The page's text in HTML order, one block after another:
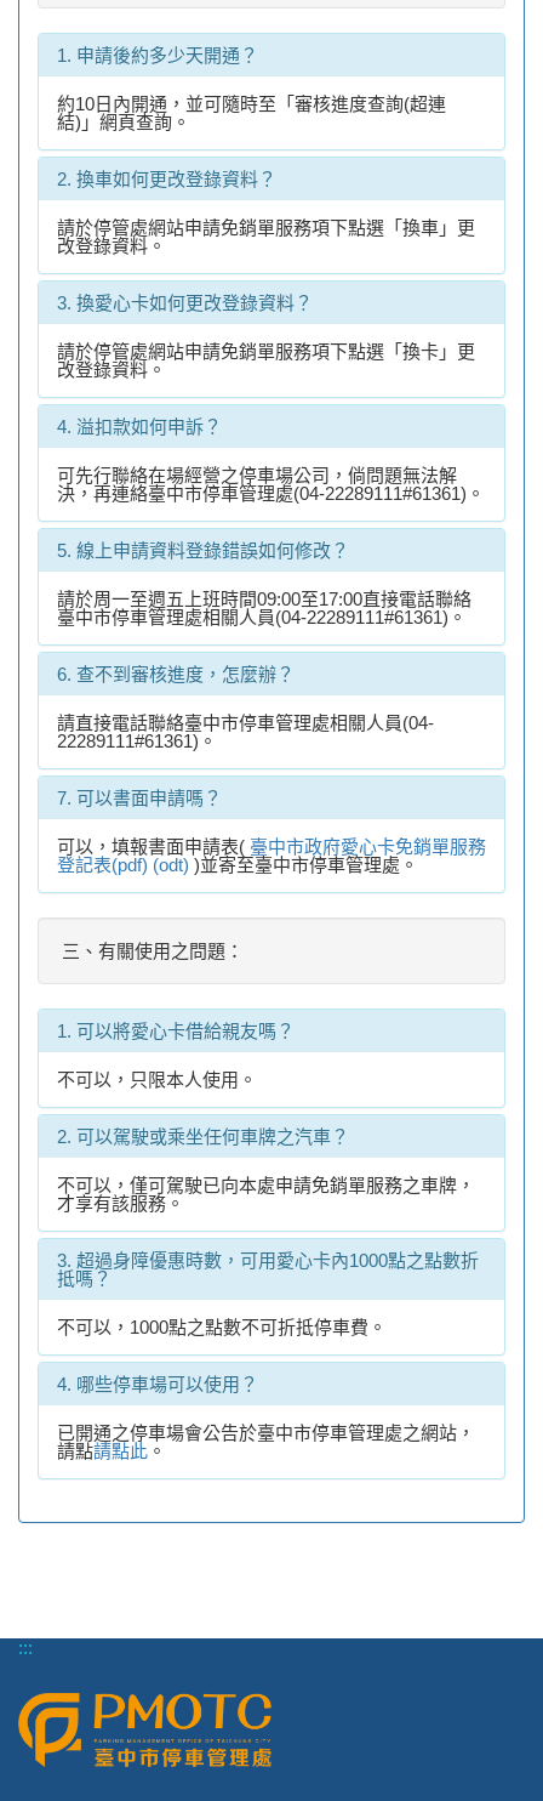
1. 申請後約多少天開通？
約10日內開通，並可隨時至「審核進度查詢(超連
結)」網頁查詢。
2. 換車如何更改登錄資料？
請於停管處網站申請免銷單服務項下點選「換車」更
改登錄資料。
3. 換愛心卡如何更改登錄資料？
請於停管處網站申請免銷單服務項下點選「換卡」更
改登錄資料。
4. 溢扣款如何申訴？
可先行聯絡在場經營之停車場公司，倘問題無法解
決，再連絡臺中市停車管理處(04-22289111#61361)。
5. 線上申請資料登錄錯誤如何修改？
請於周一至週五上班時間09:00至17:00直接電話聯絡
臺中市停車管理處相關人員(04-22289111#61361)。
6. 查不到審核進度，怎麼辦？
請直接電話聯絡臺中市停車管理處相關人員(04-
22289111#61361)。
7. 可以書面申請嗎？
可以，填報書面申請表( 臺中市政府愛心卡免銷單服務
登記表(pdf) (odt) )並寄至臺中市停車管理處。
三、有關使用之問題：
1. 可以將愛心卡借給親友嗎？
不可以，只限本人使用。
2. 可以駕駛或乘坐任何車牌之汽車？
不可以，僅可駕駛已向本處申請免銷單服務之車牌，
才享有該服務。
3. 超過身障優惠時數，可用愛心卡內1000點之點數折
抵嗎？
不可以，1000點之點數不可折抵停車費。
4. 哪些停車場可以使用？
已開通之停車場會公告於臺中市停車管理處之網站，
請點請點此 。
:::